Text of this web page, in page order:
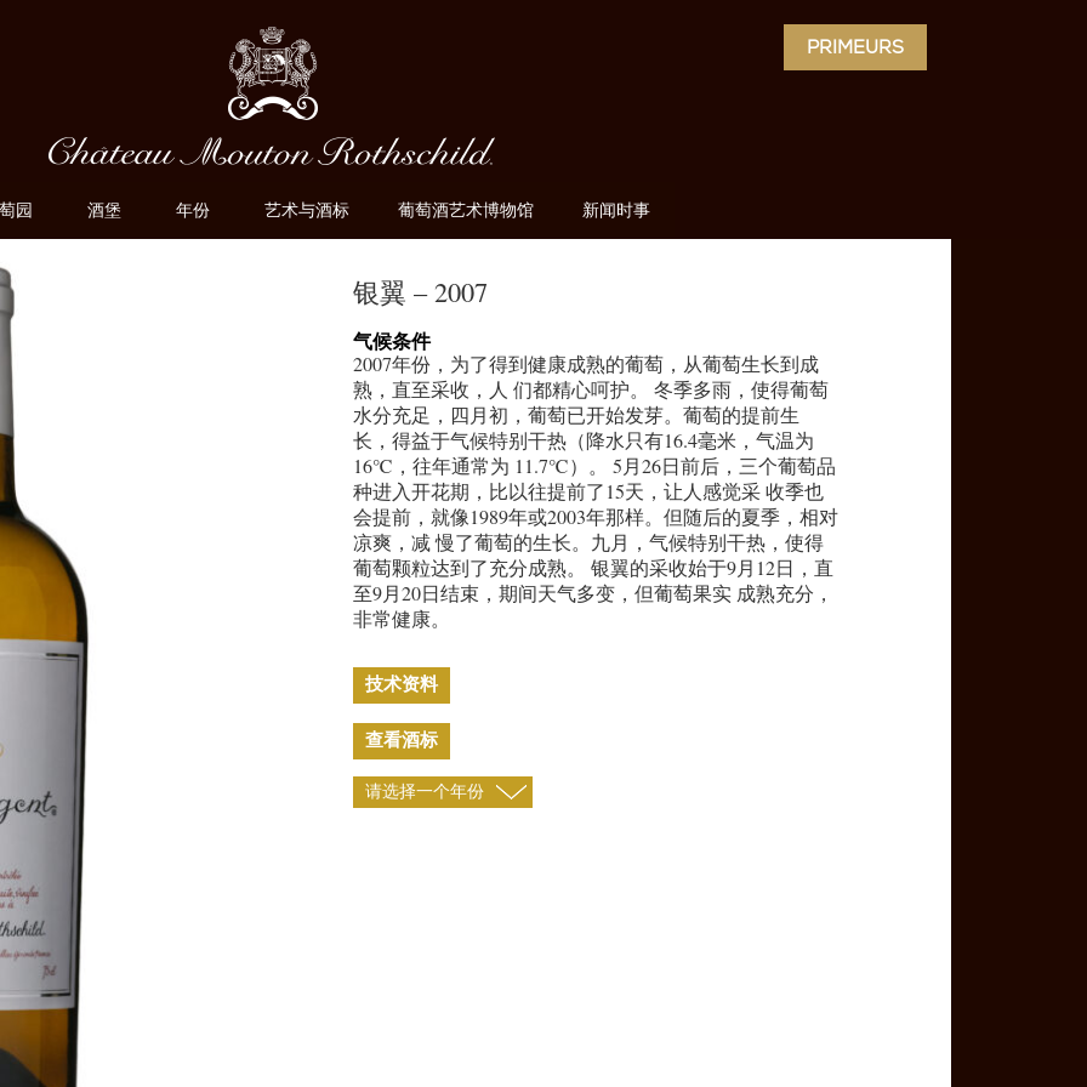
PRIMEURS
园 酒堡 年份 艺术与酒标 葡萄酒艺术博物馆 新闻时事
银翼 – 2007
气候条件
2007年份，为了得到健康成熟的葡萄，从葡萄生长到成
熟，直至采收，人 们都精心呵护。 冬季多雨，使得葡萄
水分充足，四月初，葡萄已开始发芽。葡萄的提前生
长，得益于气候特别干热（降水只有16.4毫米，气温为
16℃，往年通常为 11.7℃）。 5月26日前后，三个葡萄品
种进入开花期，比以往提前了15天，让人感觉采 收季也
会提前，就像1989年或2003年那样。但随后的夏季，相对
凉爽，减 慢了葡萄的生长。九月，气候特别干热，使得
葡萄颗粒达到了充分成熟。 银翼的采收始于9月12日，直
至9月20日结束，期间天气多变，但葡萄果实 成熟充分，
非常健康。
技术资料
查看酒标